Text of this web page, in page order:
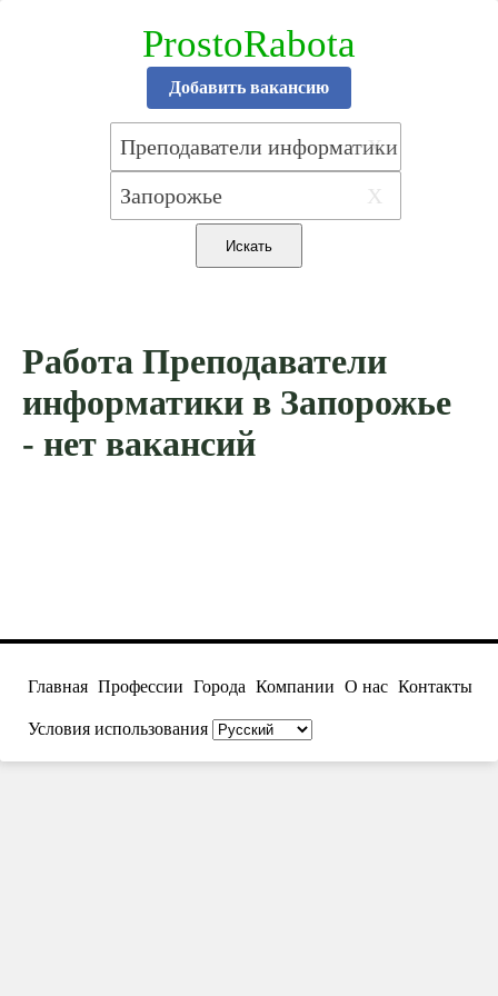
ProstoRabota
Добавить вакансию
X
X
Работа Преподаватели
информатики в Запорожье
- нет вакансий
Главная Профессии Города Компании О нас Контакты
Условия использования